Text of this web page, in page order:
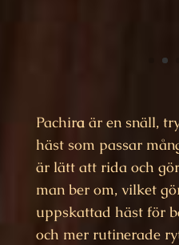
Pachiraär en snäll,
häst som passar
är lätt att rida och
man ber om, vilket
uppskattad häst för
och mer rutinerade